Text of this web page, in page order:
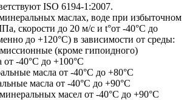
ISO 6194-1:2007.
маслах, воде при избыточном
скорости до 20 м/с и t°от -40°С до
до +120°С) в зависимости от среды:
(кроме гипоидного)
от -40°С до +100°С
масла от -40°С до +80°С
масла от -40°С до +90°С
масел от -40°С до +90°С